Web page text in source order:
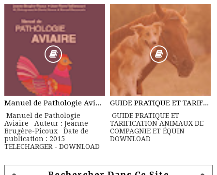
Manuel de Pathologie Aviaire
Manuel de Pathologie
Aviaire Auteur : Jeanne
Brugère-Picoux Date de
publication : 2015
TELECHARGER - DOWNLOAD
GUIDE PRATIQUE ET TARIFICATION ANIMAUX DE COMPAGNIE ET ÉQUIN
GUIDE PRATIQUE ET
TARIFICATION ANIMAUX DE
COMPAGNIE ET ÉQUIN
DOWNLOAD